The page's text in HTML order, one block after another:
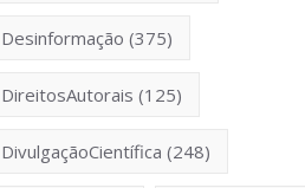
Desinformação (375)
DireitosAutorais (125)
DivulgaçãoCientífica (248)